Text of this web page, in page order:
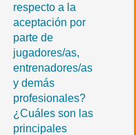
respecto a la
aceptación por
parte de
jugadores/as,
entrenadores/as
y demás
profesionales?
¿Cuáles son las
principales